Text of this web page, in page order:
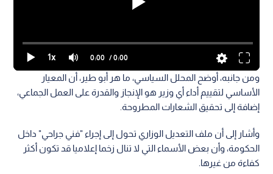
1x 0:00 / 0:00
ومن جانبه، أوضح المحلل السياسي، ما هر أبو طير، أن المعيار
الأساسي لتقييم أداء أي وزير هو الإنجاز والقدرة على العمل الجماعي،
إضافة إلى تحقيق الشعارات المطروحة.
وأشار إلى أن ملف التعديل الوزاري تحول إلى إجراء "فني جراحي" داخل
الحكومة، وأن بعض الأسماء التي لا تنال زخما إعلاميا قد تكون أكثر
كفاءة من غيرها.